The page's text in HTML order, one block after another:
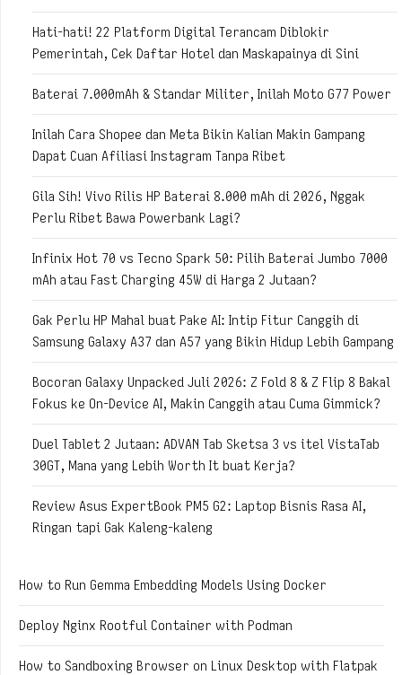
Hati-hati! 22 Platform Digital Terancam Diblokir
Pemerintah, Cek Daftar Hotel dan Maskapainya di Sini
Baterai 7.000mAh & Standar Militer, Inilah Moto G77 Power
Inilah Cara Shopee dan Meta Bikin Kalian Makin Gampang
Dapat Cuan Afiliasi Instagram Tanpa Ribet
Gila Sih! Vivo Rilis HP Baterai 8.000 mAh di 2026, Nggak
Perlu Ribet Bawa Powerbank Lagi?
Infinix Hot 70 vs Tecno Spark 50: Pilih Baterai Jumbo 7000
mAh atau Fast Charging 45W di Harga 2 Jutaan?
Gak Perlu HP Mahal buat Pake AI: Intip Fitur Canggih di
Samsung Galaxy A37 dan A57 yang Bikin Hidup Lebih Gampang
Bocoran Galaxy Unpacked Juli 2026: Z Fold 8 & Z Flip 8 Bakal
Fokus ke On-Device AI, Makin Canggih atau Cuma Gimmick?
Duel Tablet 2 Jutaan: ADVAN Tab Sketsa 3 vs itel VistaTab
30GT, Mana yang Lebih Worth It buat Kerja?
Review Asus ExpertBook PM5 G2: Laptop Bisnis Rasa AI,
Ringan tapi Gak Kaleng-kaleng
How to Run Gemma Embedding Models Using Docker
Deploy Nginx Rootful Container with Podman
How to Sandboxing Browser on Linux Desktop with Flatpak